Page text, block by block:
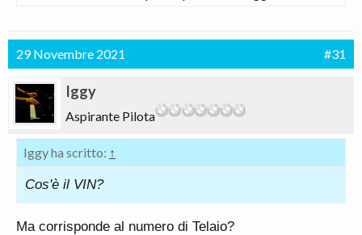
29 Novembre 2021 #31
Iggy
Aspirante Pilota
Iggy ha scritto: ↑
Cos'è il VIN?
Ma corrisponde al numero di Telaio?